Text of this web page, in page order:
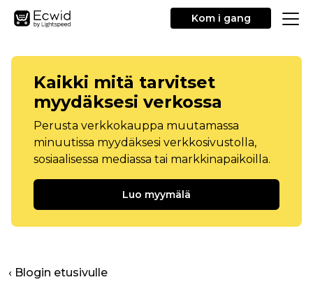
Kom i gang
Kaikki mitä tarvitset
myydäksesi verkossa
Perusta verkkokauppa muutamassa
minuutissa myydäksesi verkkosivustolla,
sosiaalisessa mediassa tai markkinapaikoilla.
Luo myymälä
‹ Blogin etusivulle